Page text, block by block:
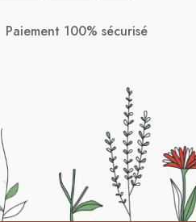
Paiement 100% sécurisé